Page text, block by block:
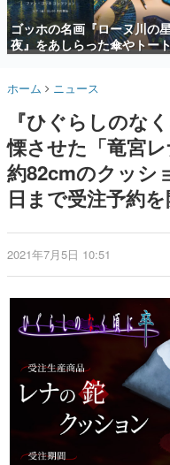
新世代に訊
これからのデ
の姿を追い、
ゲームに多大
日本のコンテ
画です。
日本モバ
日本のモバイ
ルを網羅する
解説を掲載。
『うつヌケ』
一先生による
なんでゲ
ゲーム開発者
具体的な形か
です。
ゲームが
「経験値」「
の起源や用法
イニーP氏が徹
カテゴリ
ゴッホの名画『ローヌ川の
夜』をあしらった傘やトー
ッグなどが登場。8月7日21
ホーム ニュース
『ひぐらしのな
慄させた「竜宮
約82cmのクッシ
日まで受注予約
2021年7月5日 10:51